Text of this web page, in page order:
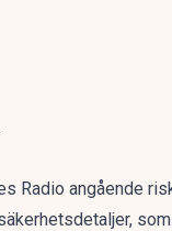
Radio angående